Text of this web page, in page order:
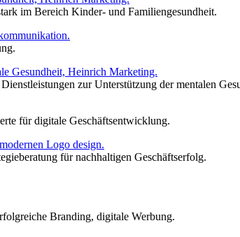
im Bereich Kinder- und Familiengesundheit.
zur Unterstützung der mentalen
für digitale Geschäftsentwicklung.
für nachhaltigen Geschäftserfolg.